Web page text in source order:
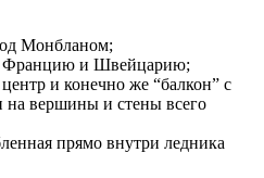
Монбланом;
Францию и Швейцарию;
и конечно же “балкон” с
вершины и стены всего
прямо внутри ледника